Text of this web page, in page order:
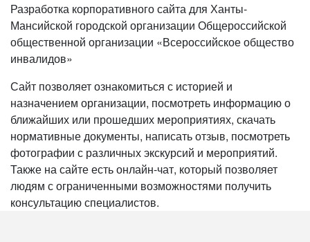
Разработка корпоративного сайта для Ханты-
Мансийской городской организации Общероссийской
общественной организации «Всероссийское общество
инвалидов»
Сайт позволяет ознакомиться с историей и
назначением организации, посмотреть информацию о
ближайших или прошедших мероприятиях, скачать
нормативные документы, написать отзыв, посмотреть
фотографии с различных экскурсий и мероприятий.
Также на сайте есть онлайн-чат, который позволяет
людям с ограниченными возможностями получить
консультацию специалистов.